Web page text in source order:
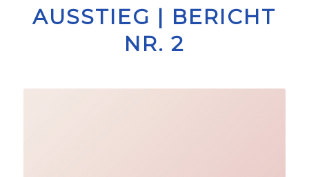
AUSSTIEG | BERICHT
NR. 2